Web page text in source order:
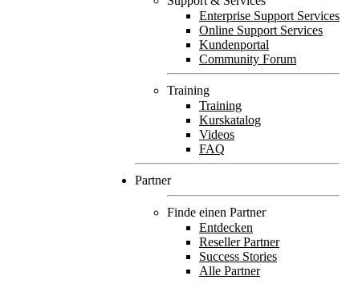
Enterprise Support Services
Online Support Services
Kundenportal
Community Forum
Training
Training
Kurskatalog
Videos
FAQ
Partner
Finde einen Partner
Entdecken
Reseller Partner
Success Stories
Alle Partner